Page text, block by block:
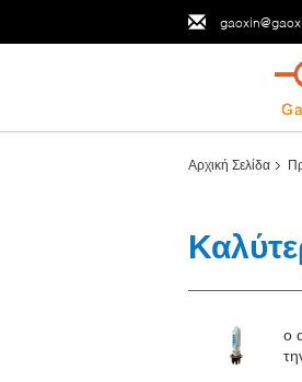
Αρχική Σελίδα
ο